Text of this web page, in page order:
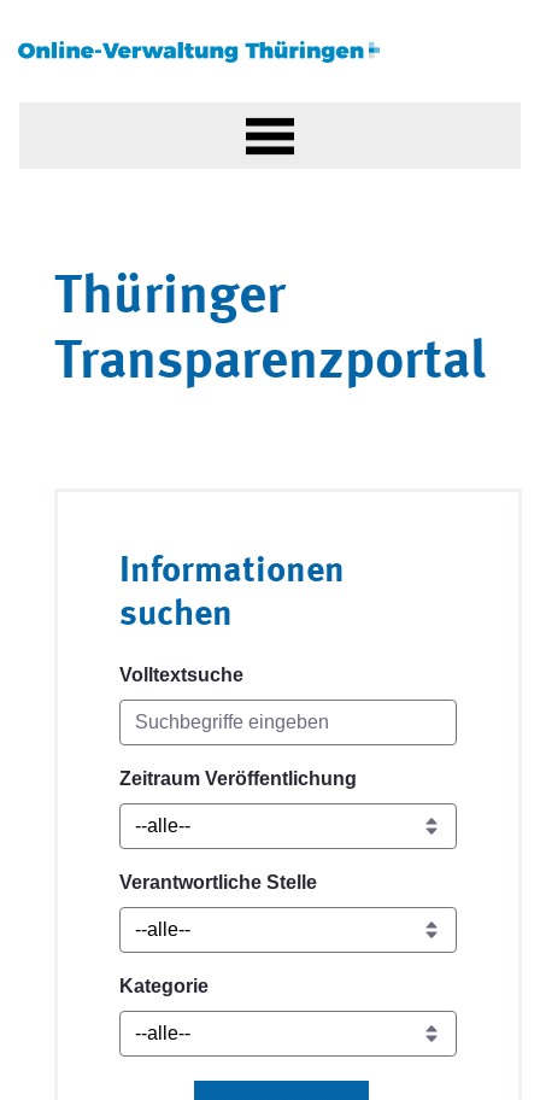
Thüringer
Transparenzportal
Informationen
suchen
Volltextsuche
Zeitraum Veröffentlichung
Verantwortliche Stelle
Kategorie